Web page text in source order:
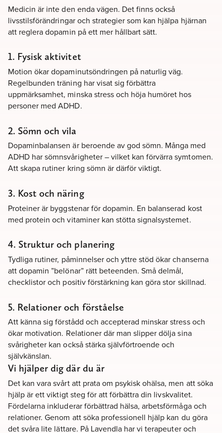
Medicin är inte den enda vägen. Det finns också
livsstilsförändringar och strategier som kan hjälpa hjärnan
att reglera dopamin på ett mer hållbart sätt.
1. Fysisk aktivitet
Motion ökar dopaminutsöndringen på naturlig väg.
Regelbunden träning har visat sig förbättra
uppmärksamhet, minska stress och höja humöret hos
personer med ADHD.
2. Sömn och vila
Dopaminbalansen är beroende av god sömn. Många med
ADHD har sömnsvårigheter – vilket kan förvärra symtomen.
Att skapa rutiner kring sömn är därför viktigt.
3. Kost och näring
Proteiner är byggstenar för dopamin. En balanserad kost
med protein och vitaminer kan stötta signalsystemet.
4. Struktur och planering
Tydliga rutiner, påminnelser och yttre stöd ökar chanserna
att dopamin ”belönar” rätt beteenden. Små delmål,
checklistor och positiv förstärkning kan göra stor skillnad.
5. Relationer och förståelse
Att känna sig förstådd och accepterad minskar stress och
ökar motivation. Relationer där man slipper dölja sina
svårigheter kan också stärka självförtroende och
självkänslan.
Vi hjälper dig där du är
Det kan vara svårt att prata om psykisk ohälsa, men att söka
hjälp är ett viktigt steg för att förbättra din livskvalitet.
Fördelarna inkluderar förbättrad hälsa, arbetsförmåga och
relationer. Genom att söka professionell hjälp kan du göra
det svåra lite lättare. På Lavendla har vi terapeuter och